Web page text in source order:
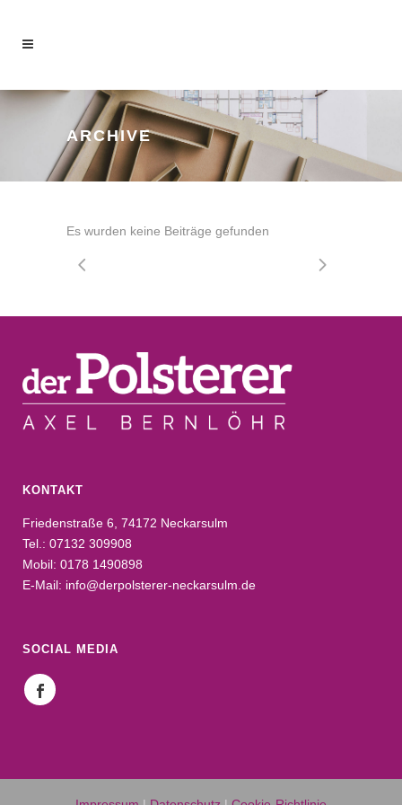
ARCHIVE
Es wurden keine Beiträge gefunden
KONTAKT
Friedenstraße 6, 74172 Neckarsulm
Tel.: 07132 309908
Mobil: 0178 1490898
E-Mail: info@derpolsterer-neckarsulm.de
SOCIAL MEDIA